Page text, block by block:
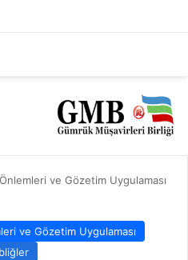
ve Gözetim Uygulaması
ve Gözetim Uygulaması